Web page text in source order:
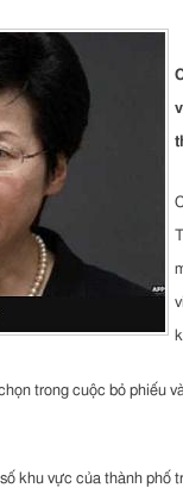
trong cuộc bỏ phiếu
khu vực của thành phố